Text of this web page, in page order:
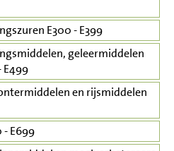
E300 - E399
geleermiddelen
E499
en rijsmiddelen
- E699